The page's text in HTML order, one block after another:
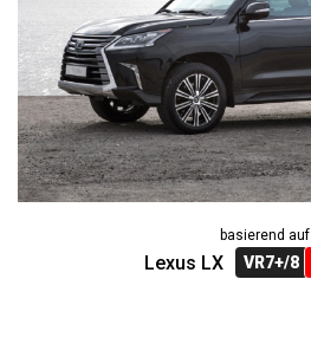
basierend auf
Lexus LX VR7+/8